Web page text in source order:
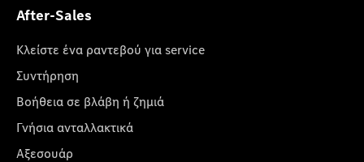
After-Sales
Κλείστε ένα ραντεβού για service
Συντήρηση
Βοήθεια σε βλάβη ή ζημιά
Γνήσια ανταλλακτικά
Αξεσουάρ